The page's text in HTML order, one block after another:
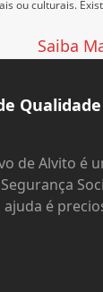
ou culturais.
Saiba
de Alvito é
ajuda é